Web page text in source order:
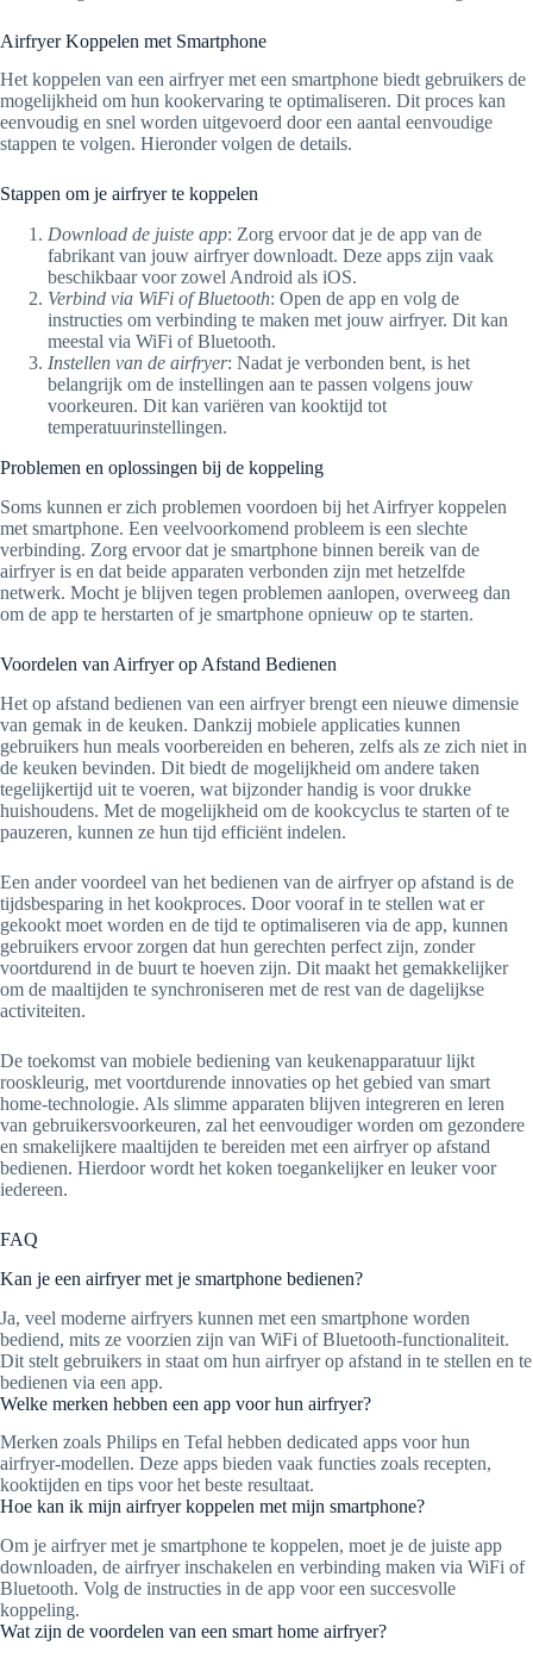
Airfryer Koppelen met Smartphone
Het koppelen van een airfryer met een smartphone biedt gebruikers de
mogelijkheid om hun kookervaring te optimaliseren. Dit proces kan
eenvoudig en snel worden uitgevoerd door een aantal eenvoudige
stappen te volgen. Hieronder volgen de details.
Stappen om je airfryer te koppelen
Download de juiste app: Zorg ervoor dat je de app van de
fabrikant van jouw airfryer downloadt. Deze apps zijn vaak
beschikbaar voor zowel Android als iOS.
Verbind via WiFi of Bluetooth: Open de app en volg de
instructies om verbinding te maken met jouw airfryer. Dit kan
meestal via WiFi of Bluetooth.
Instellen van de airfryer: Nadat je verbonden bent, is het
belangrijk om de instellingen aan te passen volgens jouw
voorkeuren. Dit kan variëren van kooktijd tot
temperatuurinstellingen.
Problemen en oplossingen bij de koppeling
Soms kunnen er zich problemen voordoen bij het Airfryer koppelen
met smartphone. Een veelvoorkomend probleem is een slechte
verbinding. Zorg ervoor dat je smartphone binnen bereik van de
airfryer is en dat beide apparaten verbonden zijn met hetzelfde
netwerk. Mocht je blijven tegen problemen aanlopen, overweeg dan
om de app te herstarten of je smartphone opnieuw op te starten.
Voordelen van Airfryer op Afstand Bedienen
Het op afstand bedienen van een airfryer brengt een nieuwe dimensie
van gemak in de keuken. Dankzij mobiele applicaties kunnen
gebruikers hun meals voorbereiden en beheren, zelfs als ze zich niet in
de keuken bevinden. Dit biedt de mogelijkheid om andere taken
tegelijkertijd uit te voeren, wat bijzonder handig is voor drukke
huishoudens. Met de mogelijkheid om de kookcyclus te starten of te
pauzeren, kunnen ze hun tijd efficiënt indelen.
Een ander voordeel van het bedienen van de airfryer op afstand is de
tijdsbesparing in het kookproces. Door vooraf in te stellen wat er
gekookt moet worden en de tijd te optimaliseren via de app, kunnen
gebruikers ervoor zorgen dat hun gerechten perfect zijn, zonder
voortdurend in de buurt te hoeven zijn. Dit maakt het gemakkelijker
om de maaltijden te synchroniseren met de rest van de dagelijkse
activiteiten.
De toekomst van mobiele bediening van keukenapparatuur lijkt
rooskleurig, met voortdurende innovaties op het gebied van smart
home-technologie. Als slimme apparaten blijven integreren en leren
van gebruikersvoorkeuren, zal het eenvoudiger worden om gezondere
en smakelijkere maaltijden te bereiden met een airfryer op afstand
bedienen. Hierdoor wordt het koken toegankelijker en leuker voor
iedereen.
FAQ
Kan je een airfryer met je smartphone bedienen?
Ja, veel moderne airfryers kunnen met een smartphone worden
bediend, mits ze voorzien zijn van WiFi of Bluetooth-functionaliteit.
Dit stelt gebruikers in staat om hun airfryer op afstand in te stellen en te
bedienen via een app.
Welke merken hebben een app voor hun airfryer?
Merken zoals Philips en Tefal hebben dedicated apps voor hun
airfryer-modellen. Deze apps bieden vaak functies zoals recepten,
kooktijden en tips voor het beste resultaat.
Hoe kan ik mijn airfryer koppelen met mijn smartphone?
Om je airfryer met je smartphone te koppelen, moet je de juiste app
downloaden, de airfryer inschakelen en verbinding maken via WiFi of
Bluetooth. Volg de instructies in de app voor een succesvolle
koppeling.
Wat zijn de voordelen van een smart home airfryer?